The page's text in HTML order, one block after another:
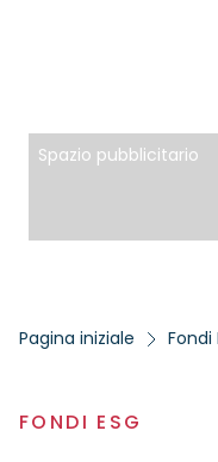
Spazio pubblicitario
Pagina iniziale Fondi
FONDI ESG